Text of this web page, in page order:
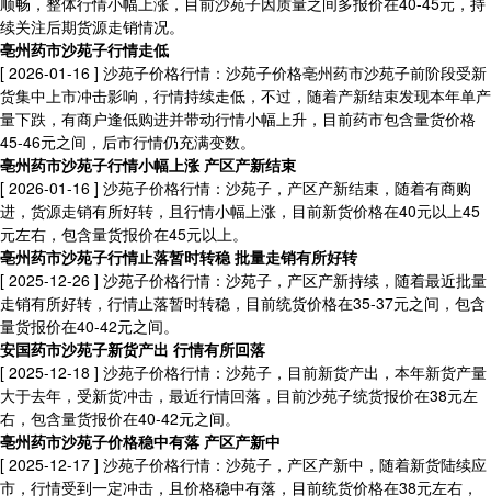
续关注后期货源走销情况。
亳州药市沙苑子行情走低
[ 2026-01-16 ] 沙苑子价格行情：沙苑子价格亳州药市沙苑子前阶段受新
货集中上市冲击影响，行情持续走低，不过，随着产新结束发现本年单产
量下跌，有商户逢低购进并带动行情小幅上升，目前药市包含量货价格
45-46元之间，后市行情仍充满变数。
亳州药市沙苑子行情小幅上涨 产区产新结束
[ 2026-01-16 ] 沙苑子价格行情：沙苑子，产区产新结束，随着有商购
进，货源走销有所好转，且行情小幅上涨，目前新货价格在40元以上45
元左右，包含量货报价在45元以上。
亳州药市沙苑子行情止落暂时转稳 批量走销有所好转
[ 2025-12-26 ] 沙苑子价格行情：沙苑子，产区产新持续，随着最近批量
走销有所好转，行情止落暂时转稳，目前统货价格在35-37元之间，包含
量货报价在40-42元之间。
安国药市沙苑子新货产出 行情有所回落
[ 2025-12-18 ] 沙苑子价格行情：沙苑子，目前新货产出，本年新货产量
大于去年，受新货冲击，最近行情回落，目前沙苑子统货报价在38元左
右，包含量货报价在40-42元之间。
亳州药市沙苑子价格稳中有落 产区产新中
[ 2025-12-17 ] 沙苑子价格行情：沙苑子，产区产新中，随着新货陆续应
市，行情受到一定冲击，且价格稳中有落，目前统货价格在38元左右，